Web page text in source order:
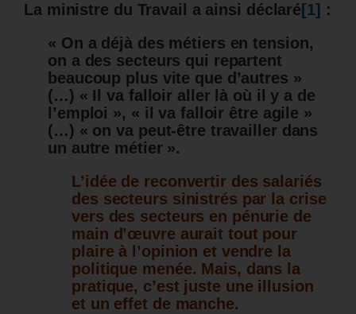
La ministre du Travail a ainsi déclaré [1] :
« On a déjà des métiers en tension,
on a des secteurs qui repartent
beaucoup plus vite que d’autres »
(…) « Il va falloir aller là où il y a de
l’emploi », « il va falloir être agile »
(…) « on va peut-être travailler dans
un autre métier ».
L’idée de reconvertir des salariés
des secteurs sinistrés par la crise
vers des secteurs en pénurie de
main d’œuvre aurait tout pour
plaire à l’opinion et vendre la
politique menée. Mais, dans la
pratique, c’est juste une illusion
et un effet de manche.